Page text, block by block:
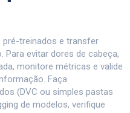
pré-treinados e transfer
Para evitar dores de cabeça,
monitore métricas e valide
Faça
(DVC ou simples pastas
de modelos, verifique